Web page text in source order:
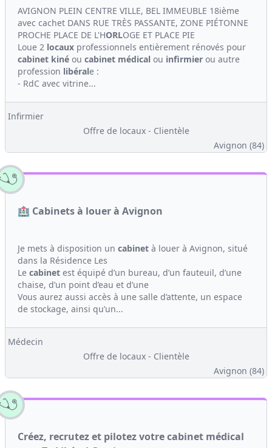
AVIGNON PLEIN CENTRE VILLE, BEL IMMEUBLE 18ième
avec cachet DANS RUE TRÈS PASSANTE, ZONE PIÉTONNE
PROCHE PLACE DE L'HORLOGE ET PLACE PIE
Loue 2 locaux professionnels entièrement rénovés pour
cabinet kiné ou cabinet médical ou infirmier ou autre
profession libérale :
- RdC avec vitrine...
Infirmier
Offre de locaux - Clientèle
Avignon (84)
🏥 Cabinets à louer à Avignon
Je mets à disposition un cabinet à louer à Avignon, situé
dans la Résidence Les
Le cabinet est équipé d’un bureau, d’un fauteuil, d’une
chaise, d’un point d’eau et d’une
Vous aurez aussi accès à une salle d’attente, un espace
de stockage, ainsi qu’un...
Médecin
Offre de locaux - Clientèle
Avignon (84)
Créez, recrutez et pilotez votre cabinet médical